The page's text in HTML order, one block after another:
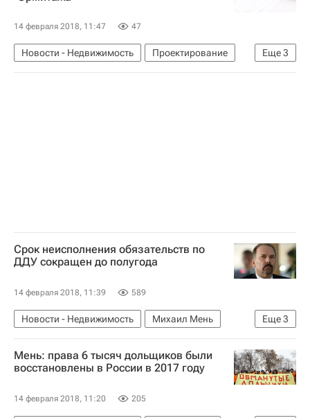
14 февраля 2018, 11:47 47
Еще3
Новости - Недвижимость
Проектирование
Строительство
Музеи Россия
Срок неисполнения обязательств по
ДДУ сокращен до полугода
14 февраля 2018, 11:39 589
Еще3
Новости - Недвижимость
Михаил Мень
Законодательство
Долевое строительство
Россия
Мень: права 6 тысяч дольщиков были
восстановлены в России в 2017 году
14 февраля 2018, 11:20 205